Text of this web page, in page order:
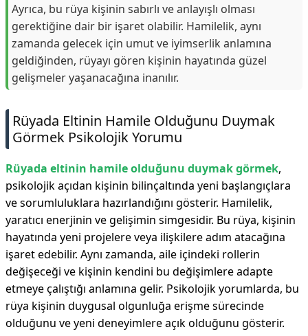
Ayrıca, bu rüya kişinin sabırlı ve anlayışlı olması
gerektiğine dair bir işaret olabilir. Hamilelik, aynı
zamanda gelecek için umut ve iyimserlik anlamına
geldiğinden, rüyayı gören kişinin hayatında güzel
gelişmeler yaşanacağına inanılır.
Rüyada Eltinin Hamile Olduğunu Duymak
Görmek Psikolojik Yorumu
Rüyada eltinin hamile olduğunu duymak görmek,
psikolojik açıdan kişinin bilinçaltında yeni başlangıçlara
ve sorumluluklara hazırlandığını gösterir. Hamilelik,
yaratıcı enerjinin ve gelişimin simgesidir. Bu rüya, kişinin
hayatında yeni projelere veya ilişkilere adım atacağına
işaret edebilir. Aynı zamanda, aile içindeki rollerin
değişeceği ve kişinin kendini bu değişimlere adapte
etmeye çalıştığı anlamına gelir. Psikolojik yorumlarda, bu
rüya kişinin duygusal olgunluğa erişme sürecinde
olduğunu ve yeni deneyimlere açık olduğunu gösterir.